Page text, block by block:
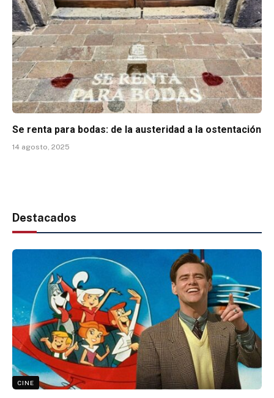
Se renta para bodas: de la austeridad a la ostentación
14 agosto, 2025
Destacados
CINE